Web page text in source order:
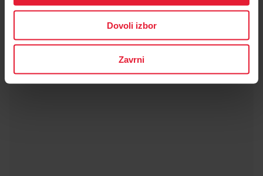
Dovoli izbor
Zavrni